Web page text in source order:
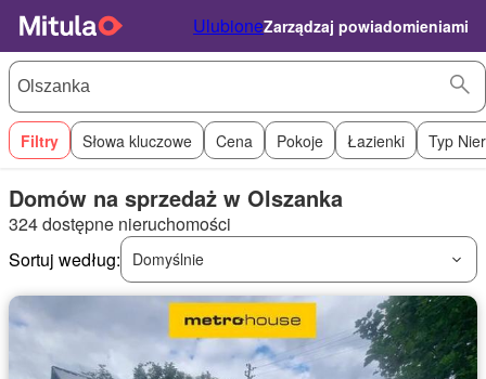
UlubioneZarządzaj powiadomieniami
Filtry Słowa kluczowe Cena Pokoje Łazienki Typ
Domów na sprzedaż w Olszanka
324 dostępne nieruchomości
Sortuj według:
Domyślnie